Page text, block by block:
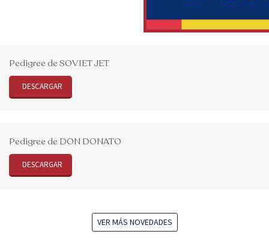
Pedigree de SOVIET JET
DESCARGAR
Pedigree de DON DONATO
DESCARGAR
VER MÁS NOVEDADES